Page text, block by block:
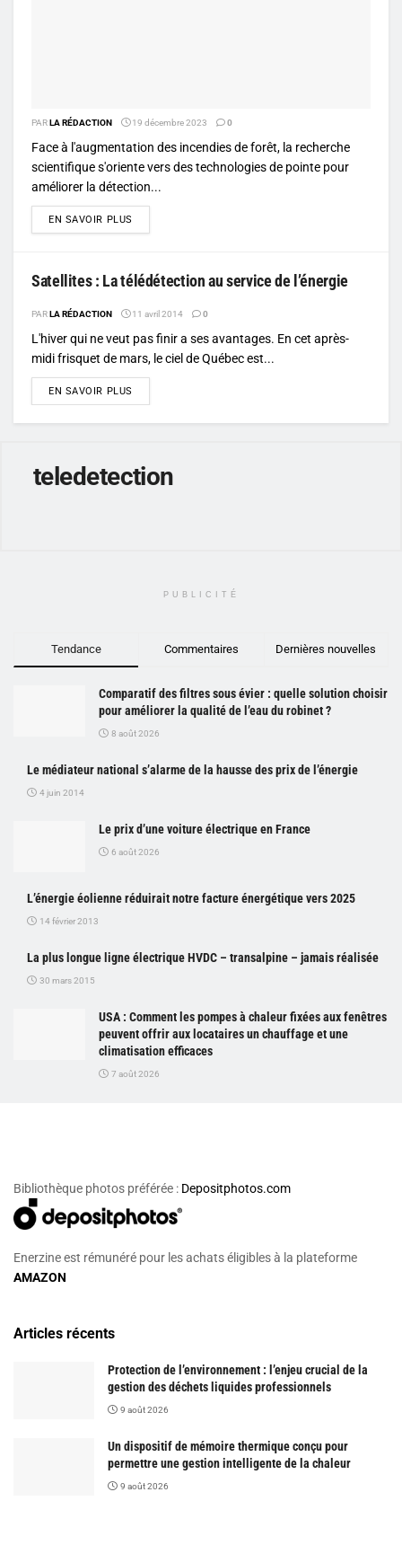
PARLA RÉDACTION 19 décembre 2023 0
Face à l'augmentation des incendies de forêt, la recherche
scientifique s'oriente vers des technologies de pointe pour
améliorer la détection...
EN SAVOIR PLUS
Satellites : La télédétection au service de l’énergie
PARLA RÉDACTION 11 avril 2014 0
L'hiver qui ne veut pas finir a ses avantages. En cet après-
midi frisquet de mars, le ciel de Québec est...
EN SAVOIR PLUS
teledetection
PUBLICITÉ
Tendance Commentaires Dernières nouvelles
Comparatif des filtres sous évier : quelle solution choisir
pour améliorer la qualité de l’eau du robinet ?
8 août 2026
Le médiateur national s’alarme de la hausse des prix de l’énergie
4 juin 2014
Le prix d’une voiture électrique en France
6 août 2026
L’énergie éolienne réduirait notre facture énergétique vers 2025
14 février 2013
La plus longue ligne électrique HVDC – transalpine – jamais réalisée
30 mars 2015
USA : Comment les pompes à chaleur fixées aux fenêtres
peuvent offrir aux locataires un chauffage et une
climatisation efficaces
7 août 2026
Bibliothèque photos préférée : Depositphotos.com
Enerzine est rémunéré pour les achats éligibles à la plateforme
AMAZON
Articles récents
Protection de l’environnement : l’enjeu crucial de la
gestion des déchets liquides professionnels
9 août 2026
Un dispositif de mémoire thermique conçu pour
permettre une gestion intelligente de la chaleur
9 août 2026